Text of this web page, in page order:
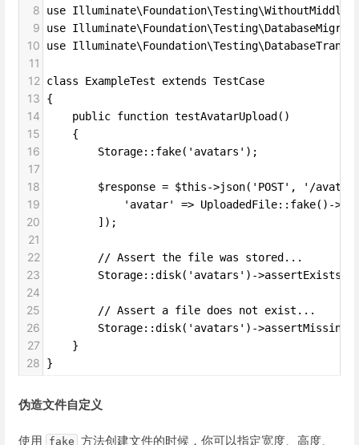
8 use
9 use
10 use
11
12 class ExampleTest extends TestCase
13 {
14
    public function testAvatarUpload()
15
    {
16
        Storage::fake('avatars');
17
18
$response = $this->json('POST', '/
19
'avatar' => UploadedFile::fake()-
20
        ]);
21
22
        // Assert the file was stored...
23
Storage::disk('avatars')-
24
25
        // Assert a file does not exist...
26
Storage::disk('avatars')-
27
    }
28 }
伪造文件自定义
使用 fake 方法创建文件的时候，你可以指定宽度、高度、